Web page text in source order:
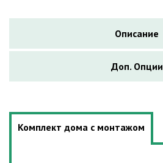
Описание
Доп. Опции
Комплект дома с монтажом